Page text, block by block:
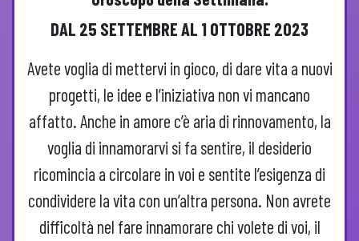
DAL 25 SETTEMBRE AL 1 OTTOBRE 2023
Avete voglia di mettervi in gioco, di dare vita a nuovi
progetti, le idee e l’iniziativa non vi mancano
affatto. Anche in amore c’è aria di rinnovamento, la
voglia di innamorarvi si fa sentire, il desiderio
ricomincia a circolare in voi e sentite l’esigenza di
condividere la vita con un’altra persona. Non avrete
difficoltà nel fare innamorare chi volete di voi, il